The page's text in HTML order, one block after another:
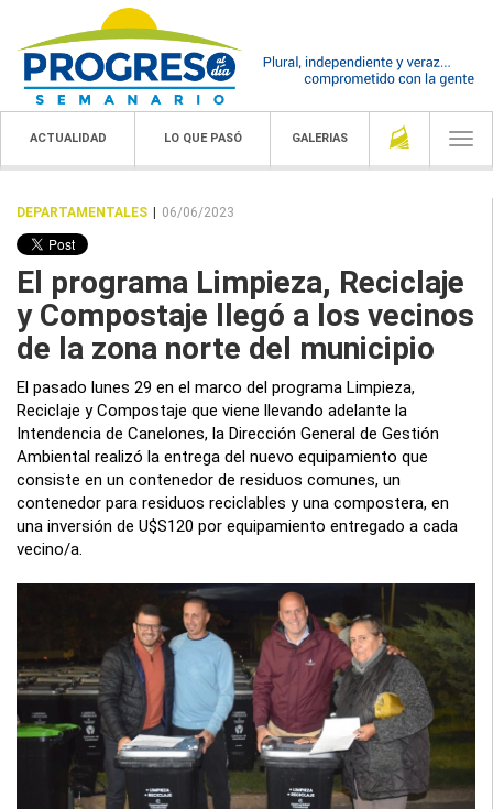
ACTUALIDAD LO QUE PASÓ GALERIAS
DEPARTAMENTALES | 06/06/2023
El programa Limpieza, Reciclaje
y Compostaje llegó a los vecinos
de la zona norte del municipio
El pasado lunes 29 en el marco del programa Limpieza,
Reciclaje y Compostaje que viene llevando adelante la
Intendencia de Canelones, la Dirección General de Gestión
Ambiental realizó la entrega del nuevo equipamiento que
consiste en un contenedor de residuos comunes, un
contenedor para residuos reciclables y una compostera, en
una inversión de U$S120 por equipamiento entregado a cada
vecino/a.